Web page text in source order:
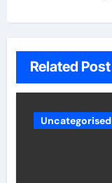
Related Post
Uncategorised